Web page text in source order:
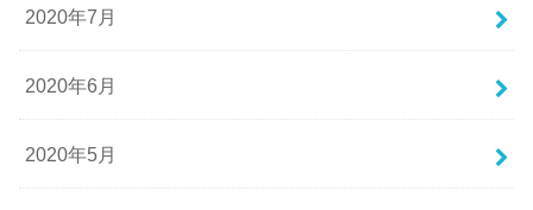
2020年7月
2020年6月
2020年5月